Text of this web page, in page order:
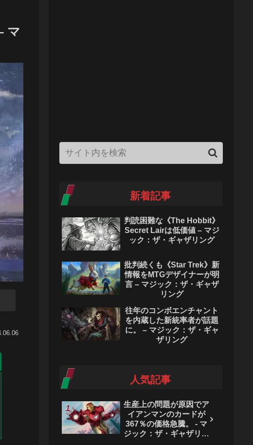
マ
新着記事
判読困難な《The Hobbit》
Secret Lairは低価値 – マジ
ック：ザ・ギャザリング
批判続くも《Star Trek》新
情報をMTGデザイナーが明
言 – マジック：ザ・ギャザ
リング
往年のコンボエンチャント
を内蔵した新統率者が話題
に。 – マジック：ザ・ギャ
ザリング
人気記事
生産上の問題が原因でア
イアンマンのカードが
367％の価格急騰。 - マ
ジック：ザ・ギャザリン